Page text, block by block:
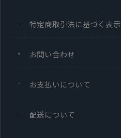
特定商取引法に基づく表示
お問い合わせ
お支払いについて
配送について